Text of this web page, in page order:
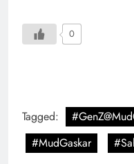
0
Tagged:
#MudGaskar